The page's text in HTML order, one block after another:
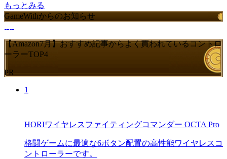
もっとみる
GameWithからのお知らせ
【Amazon7月】おすすめ記事からよく買われているコントロ
ーラーTOP4
PR
1
HORIワイヤレスファイティングコマンダー OCTA Pro
格闘ゲームに最適な6ボタン配置の高性能ワイヤレスコ
ントローラーです。